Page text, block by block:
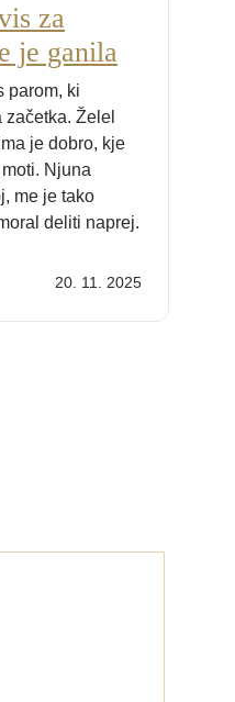
za
je ganila
parom, ki
Želel
je dobro, kje
Njuna
me je tako
deliti naprej.
20. 11. 2025